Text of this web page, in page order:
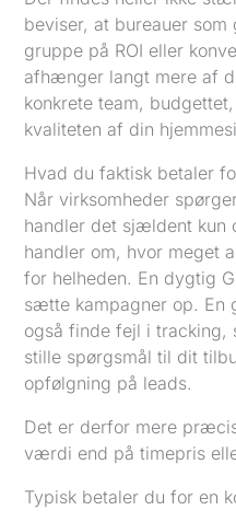
beviser, at bureauer
gruppe på ROI eller
afhænger langt mere af
konkrete team,
kvaliteten af din
Hvad du faktisk betaler
Når virksomheder
handler det sjældent kun
handler om, hvor meget
for helheden. En dygtig
sætte kampagner op. En
også finde fejl i tracking,
stille spørgsmål til dit
opfølgning på leads.
Det er derfor mere
værdi end på timepris
Typisk betaler du for en